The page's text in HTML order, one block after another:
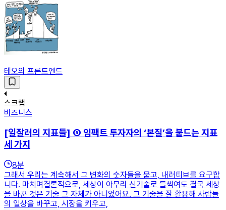
테오의 프론트엔드
스크랩
비즈니스
[일잘러의 지표들] ⑤ 임팩트 투자자의 ‘본질’을 붙드는 지표
세 가지
8분
그래서 우리는 계속해서 그 변화의 숫자들을 묻고, 내러티브를 요구합
니다. 마치며결론적으로, 세상이 아무리 신기술로 들썩여도 결국 세상
을 바꾼 것은 기술 그 자체가 아니었어요. 그 기술을 잘 활용해 사람들
의 일상을 바꾸고, 시장을 키우고,